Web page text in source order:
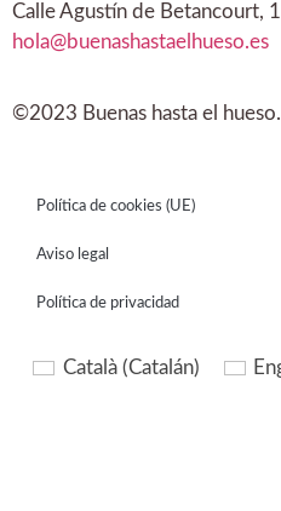
Calle Agustín de Betancourt,
hola@buenashastaelhueso.es
©2023 Buenas hasta el
Política de cookies (UE)
Aviso legal
Política de privacidad
Català(Catalán)